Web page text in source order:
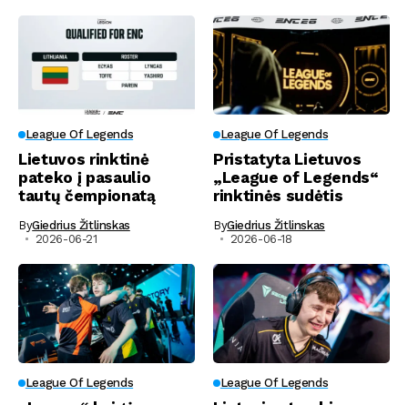
League Of Legends
Lietuvos rinktinė
pateko į pasaulio
tautų čempionatą
ByGiedrius Žitlinskas
2026-06-21
League Of Legends
Pristatyta Lietuvos
„League of Legends“
rinktinės sudėtis
ByGiedrius Žitlinskas
2026-06-18
League Of Legends League Of Legends